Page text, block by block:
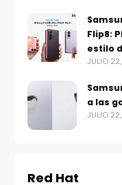
Flip8:
estilo
JULIO
a las
JULIO
Red Hat